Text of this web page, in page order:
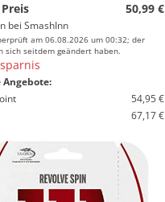
50,99 €
bei SmashInn
am 06.08.2026 um 00:32; der
sich seitdem geändert haben.
54,95 €
67,17 €